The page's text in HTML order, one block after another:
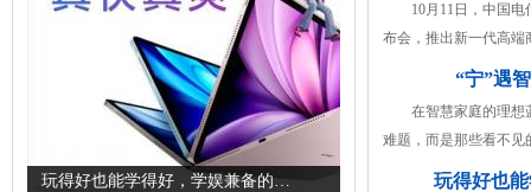
玩得好也能学得好，学娱兼备的…
10月11日，中国电
布会，推出新一代高
“宁”遇
在智慧家庭的理想蓝
难题，而是那些看不
玩得好也